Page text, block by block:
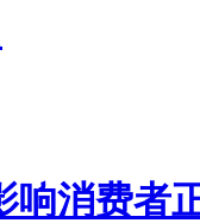
响消费者